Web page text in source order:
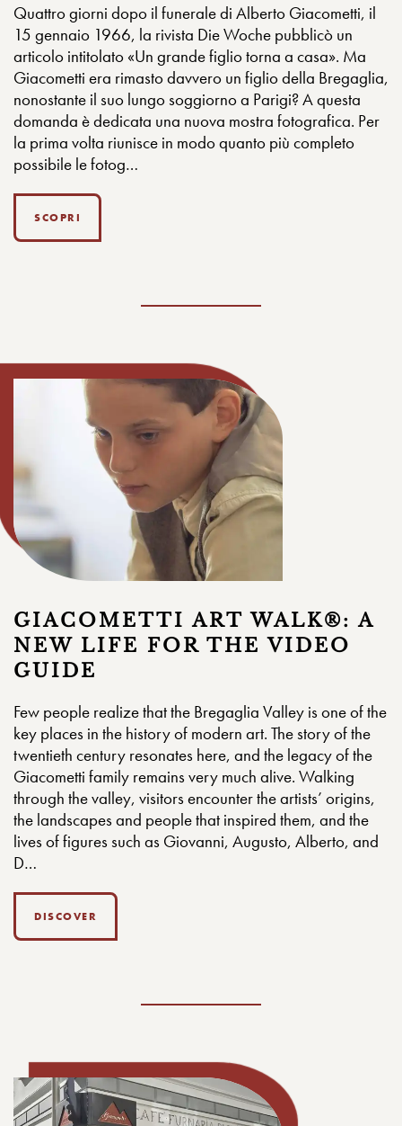
Quattro giorni dopo il funerale di Alberto Giacometti, il
15 gennaio 1966, la rivista Die Woche pubblicò un
articolo intitolato «Un grande figlio torna a casa». Ma
Giacometti era rimasto davvero un figlio della Bregaglia,
nonostante il suo lungo soggiorno a Parigi? A questa
domanda è dedicata una nuova mostra fotografica. Per
la prima volta riunisce in modo quanto più completo
possibile le fotog…
SCOPRI
GIACOMETTI ART WALK®: A
NEW LIFE FOR THE VIDEO
GUIDE
Few people realize that the Bregaglia Valley is one of the
key places in the history of modern art. The story of the
twentieth century resonates here, and the legacy of the
Giacometti family remains very much alive. Walking
through the valley, visitors encounter the artists’ origins,
the landscapes and people that inspired them, and the
lives of figures such as Giovanni, Augusto, Alberto, and
D…
DISCOVER